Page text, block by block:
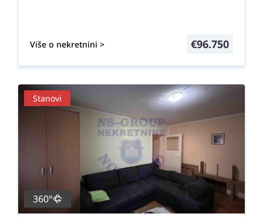
Više o nekretnini > €96.750
Stanovi
360°